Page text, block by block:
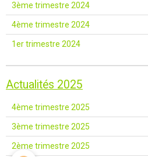
3ème trimestre 2024
4ème trimestre 2024
1er trimestre 2024
Actualités 2025
4ème trimestre 2025
3ème trimestre 2025
2ème trimestre 2025